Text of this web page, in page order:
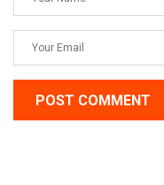
POST COMMENT